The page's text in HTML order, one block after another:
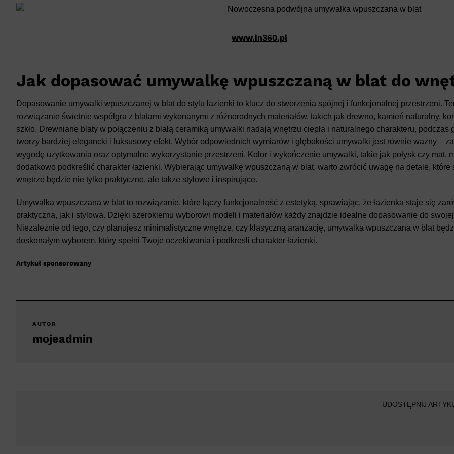
www.in360.pl
Jak dopasować umywalkę wpuszczaną w blat do
Dopasowanie umywalki wpuszczanej w blat do stylu łazienki to klucz do stworzenia spójnej i funkcjonalnej przestrzeni.
rozwiązanie świetnie współgra z blatami wykonanymi z różnorodnych materiałów, takich jak drewno, kamień naturalny,
szkło. Drewniane blaty w połączeniu z białą ceramiką umywalki nadają wnętrzu ciepła i naturalnego charakteru, podczas
tworzy bardziej elegancki i luksusowy efekt. Wybór odpowiednich wymiarów i głębokości umywalki jest równie ważny –
wygodę użytkowania oraz optymalne wykorzystanie przestrzeni. Kolor i wykończenie umywalki, takie jak połysk czy mat,
dodatkowo podkreślić charakter łazienki. Wybierając umywalkę wpuszczaną w blat, warto zwrócić uwagę na detale, które
wnętrze będzie nie tylko praktyczne, ale także stylowe i inspirujące.
Umywalka wpuszczana w blat to rozwiązanie, które łączy funkcjonalność z estetyką, sprawiając, że łazienka staje się
praktyczna, jak i stylowa. Dzięki szerokiemu wyborowi modeli i materiałów każdy znajdzie idealne dopasowanie do
Niezależnie od tego, czy planujesz minimalistyczne wnętrze, czy klasyczną aranżację, umywalka wpuszczana w blat
doskonałym wyborem, który spełni Twoje oczekiwania i podkreśli charakter łazienki.
Artykuł sponsorowany
AUTOR
mojeadmin
UDOSTĘPNIJ